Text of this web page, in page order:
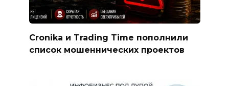
Cronika и Trading Time пополнили
список мошеннических проектов